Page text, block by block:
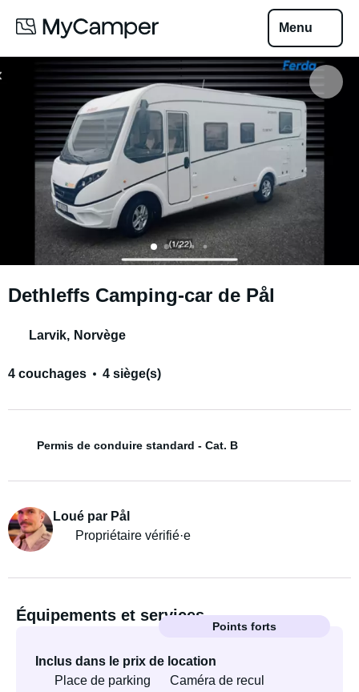
Menu
Dethleffs Camping-car de Pål
Larvik, Norvège
4 couchages 4 siège(s)
Permis de conduire standard - Cat. B
Loué par Pål
Propriétaire vérifié·e
Équipements et services
Points forts
Inclus dans le prix de location
Place de parking
Caméra de recul